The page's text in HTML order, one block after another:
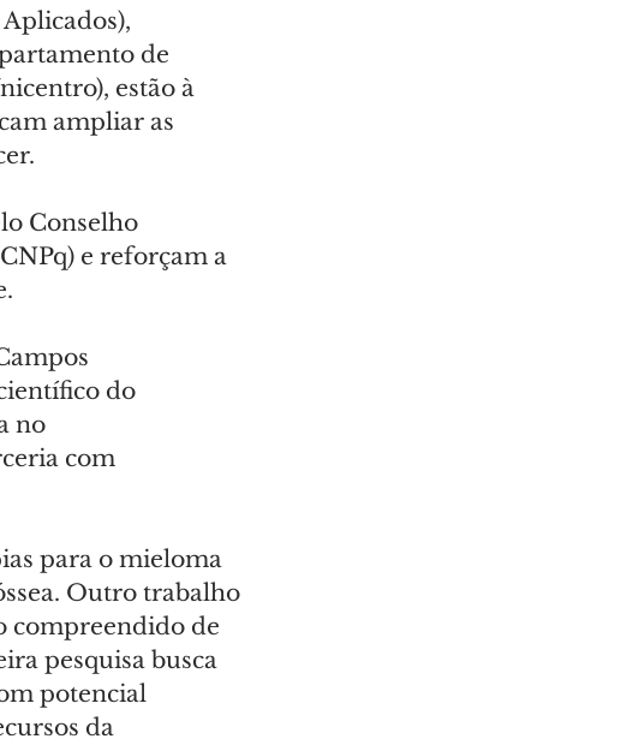
de
estão à
ampliar as
Conselho
e reforçam a
do
no
com
para o mieloma
Outro trabalho
compreendido de
pesquisa busca
potencial
da